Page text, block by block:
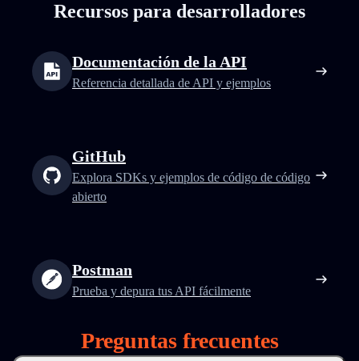
Recursos para desarrolladores
Documentación de la API
Referencia detallada de API y ejemplos
GitHub
Explora SDKs y ejemplos de código de código
abierto
Postman
Prueba y depura tus API fácilmente
Preguntas frecuentes